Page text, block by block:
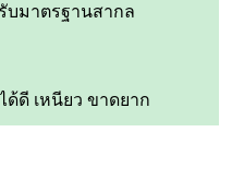
บมาตรฐานสากล
ดี เหนียว ขาดยาก